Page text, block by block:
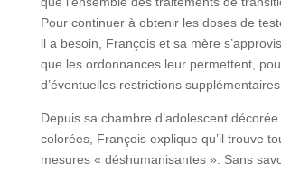
Pour continuer à obtenir les doses de
il a besoin, François et sa mère
que les ordonnances leur permettent,
d’éventuelles restrictions
Depuis sa chambre d’adolescent décorée
colorées, François explique qu’il trouve
mesures « déshumanisantes ». Sans